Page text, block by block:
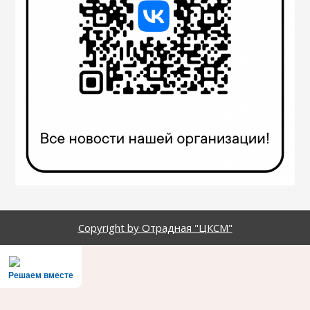
Copyright by Отрадная "ЦКСМ"
Решаем вместе